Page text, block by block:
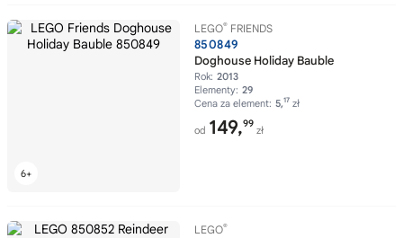
LEGO® FRIENDS
850849
Doghouse Holiday Bauble
Rok: 2013
Elementy: 29
Cena za element: 5,17 zł
od 149,99
zł
LEGO®